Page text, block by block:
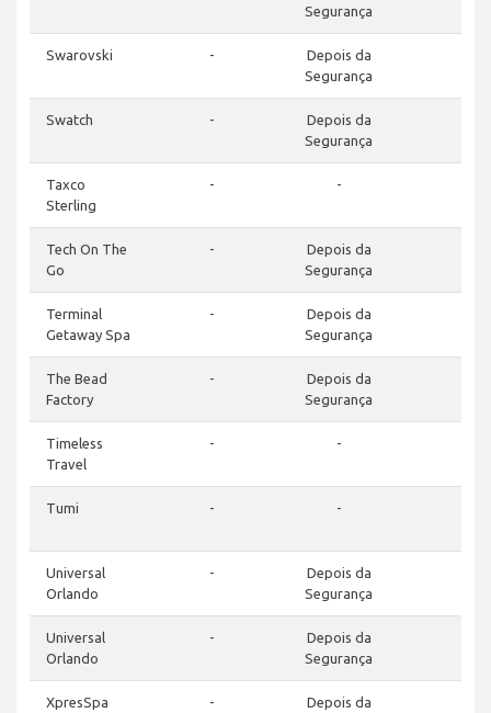
Segurança
Swarovski -
Depois da
Segurança
Swatch -
Depois da
Segurança
Taxco
Sterling
- -
Tech On The
Go
-
Depois da
Segurança
Terminal
Getaway Spa
-
Depois da
Segurança
The Bead
Factory
-
Depois da
Segurança
Timeless
Travel
- -
Tumi - -
Universal
Orlando
-
Depois da
Segurança
Universal
Orlando
-
Depois da
Segurança
XpresSpa -
Depois da